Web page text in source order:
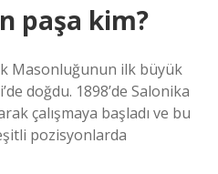
paşa kim?
Masonluğunun ilk büyük
doğdu. 1898’de Salonika
çalışmaya başladı ve bu
pozisyonlarda